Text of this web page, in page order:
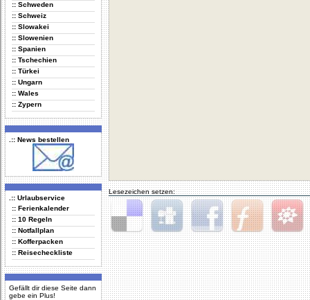
:: Schweden
:: Schweiz
:: Slowakei
:: Slowenien
:: Spanien
:: Tschechien
:: Türkei
:: Ungarn
:: Wales
:: Zypern
.:: News bestellen
.:: Urlaubservice
:: Ferienkalender
:: 10 Regeln
:: Notfallplan
:: Kofferpacken
:: Reisecheckliste
Gefällt dir diese Seite dann
gebe ein Plus!
Lesezeichen setzen:
Delicious Digg Facebook Furl StudiVZ